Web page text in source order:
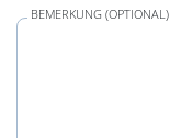
BEMERKUNG (OPTIONAL)